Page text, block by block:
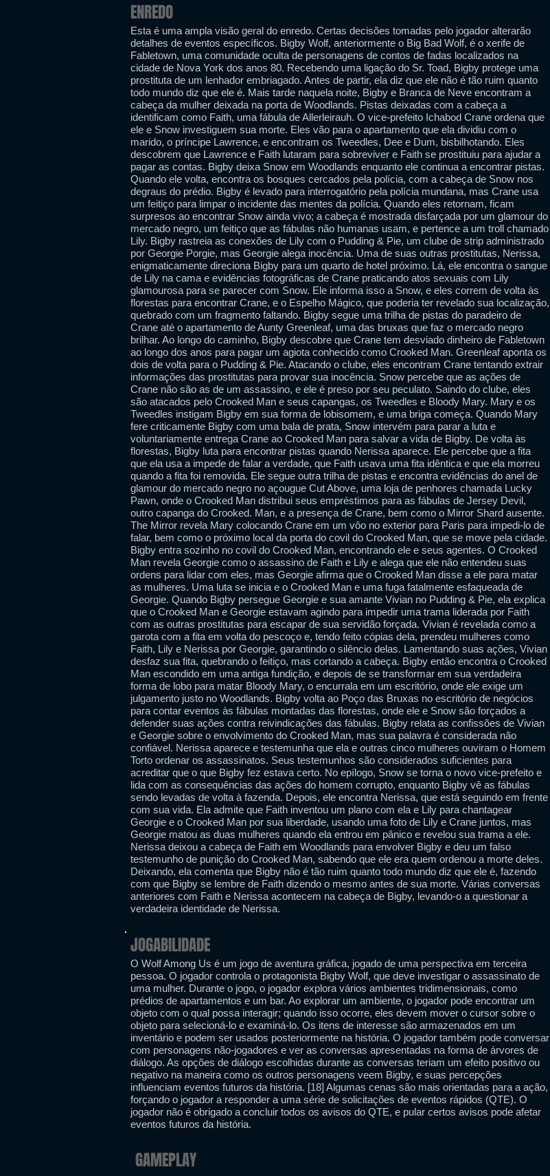
ENREDO
Esta é uma ampla visão geral do enredo. Certas decisões tomadas pelo jogador alterarão
detalhes de eventos específicos. Bigby Wolf, anteriormente o Big Bad Wolf, é o xerife de
Fabletown, uma comunidade oculta de personagens de contos de fadas localizados na
cidade de Nova York dos anos 80. Recebendo uma ligação do Sr. Toad, Bigby protege uma
prostituta de um lenhador embriagado. Antes de partir, ela diz que ele não é tão ruim quanto
todo mundo diz que ele é. Mais tarde naquela noite, Bigby e Branca de Neve encontram a
cabeça da mulher deixada na porta de Woodlands. Pistas deixadas com a cabeça a
identificam como Faith, uma fábula de Allerleirauh. O vice-prefeito Ichabod Crane ordena que
ele e Snow investiguem sua morte. Eles vão para o apartamento que ela dividiu com o
marido, o príncipe Lawrence, e encontram os Tweedles, Dee e Dum, bisbilhotando. Eles
descobrem que Lawrence e Faith lutaram para sobreviver e Faith se prostituiu para ajudar a
pagar as contas. Bigby deixa Snow em Woodlands enquanto ele continua a encontrar pistas.
Quando ele volta, encontra os bosques cercados pela polícia, com a cabeça de Snow nos
degraus do prédio. Bigby é levado para interrogatório pela polícia mundana, mas Crane usa
um feitiço para limpar o incidente das mentes da polícia. Quando eles retornam, ficam
surpresos ao encontrar Snow ainda vivo; a cabeça é mostrada disfarçada por um glamour do
mercado negro, um feitiço que as fábulas não humanas usam, e pertence a um troll chamado
Lily. Bigby rastreia as conexões de Lily com o Pudding & Pie, um clube de strip administrado
por Georgie Porgie, mas Georgie alega inocência. Uma de suas outras prostitutas, Nerissa,
enigmaticamente direciona Bigby para um quarto de hotel próximo. Lá, ele encontra o sangue
de Lily na cama e evidências fotográficas de Crane praticando atos sexuais com Lily
glamourosa para se parecer com Snow. Ele informa isso a Snow, e eles correm de volta às
florestas para encontrar Crane, e o Espelho Mágico, que poderia ter revelado sua localização,
quebrado com um fragmento faltando. Bigby segue uma trilha de pistas do paradeiro de
Crane até o apartamento de Aunty Greenleaf, uma das bruxas que faz o mercado negro
brilhar. Ao longo do caminho, Bigby descobre que Crane tem desviado dinheiro de Fabletown
ao longo dos anos para pagar um agiota conhecido como Crooked Man. Greenleaf aponta os
dois de volta para o Pudding & Pie. Atacando o clube, eles encontram Crane tentando extrair
informações das prostitutas para provar sua inocência. Snow percebe que as ações de
Crane não são as de um assassino, e ele é preso por seu peculato. Saindo do clube, eles
são atacados pelo Crooked Man e seus capangas, os Tweedles e Bloody Mary. Mary e os
Tweedles instigam Bigby em sua forma de lobisomem, e uma briga começa. Quando Mary
fere criticamente Bigby com uma bala de prata, Snow intervém para parar a luta e
voluntariamente entrega Crane ao Crooked Man para salvar a vida de Bigby. De volta às
florestas, Bigby luta para encontrar pistas quando Nerissa aparece. Ele percebe que a fita
que ela usa a impede de falar a verdade, que Faith usava uma fita idêntica e que ela morreu
quando a fita foi removida. Ele segue outra trilha de pistas e encontra evidências do anel de
glamour do mercado negro no açougue Cut Above, uma loja de penhores chamada Lucky
Pawn, onde o Crooked Man distribui seus empréstimos para as fábulas de Jersey Devil,
outro capanga do Crooked. Man, e a presença de Crane, bem como o Mirror Shard ausente.
The Mirror revela Mary colocando Crane em um vôo no exterior para Paris para impedi-lo de
falar, bem como o próximo local da porta do covil do Crooked Man, que se move pela cidade.
Bigby entra sozinho no covil do Crooked Man, encontrando ele e seus agentes. O Crooked
Man revela Georgie como o assassino de Faith e Lily e alega que ele não entendeu suas
ordens para lidar com eles, mas Georgie afirma que o Crooked Man disse a ele para matar
as mulheres. Uma luta se inicia e o Crooked Man e uma fuga fatalmente esfaqueada de
Georgie. Quando Bigby persegue Georgie e sua amante Vivian no Pudding & Pie, ela explica
que o Crooked Man e Georgie estavam agindo para impedir uma trama liderada por Faith
com as outras prostitutas para escapar de sua servidão forçada. Vivian é revelada como a
garota com a fita em volta do pescoço e, tendo feito cópias dela, prendeu mulheres como
Faith, Lily e Nerissa por Georgie, garantindo o silêncio delas. Lamentando suas ações, Vivian
desfaz sua fita, quebrando o feitiço, mas cortando a cabeça. Bigby então encontra o Crooked
Man escondido em uma antiga fundição, e depois de se transformar em sua verdadeira
forma de lobo para matar Bloody Mary, o encurrala em um escritório, onde ele exige um
julgamento justo no Woodlands. Bigby volta ao Poço das Bruxas no escritório de negócios
para contar eventos às fábulas montadas das florestas, onde ele e Snow são forçados a
defender suas ações contra reivindicações das fábulas. Bigby relata as confissões de Vivian
e Georgie sobre o envolvimento do Crooked Man, mas sua palavra é considerada não
confiável. Nerissa aparece e testemunha que ela e outras cinco mulheres ouviram o Homem
Torto ordenar os assassinatos. Seus testemunhos são considerados suficientes para
acreditar que o que Bigby fez estava certo. No epílogo, Snow se torna o novo vice-prefeito e
lida com as consequências das ações do homem corrupto, enquanto Bigby vê as fábulas
sendo levadas de volta à fazenda. Depois, ele encontra Nerissa, que está seguindo em frente
com sua vida. Ela admite que Faith inventou um plano com ela e Lily para chantagear
Georgie e o Crooked Man por sua liberdade, usando uma foto de Lily e Crane juntos, mas
Georgie matou as duas mulheres quando ela entrou em pânico e revelou sua trama a ele.
Nerissa deixou a cabeça de Faith em Woodlands para envolver Bigby e deu um falso
testemunho de punição do Crooked Man, sabendo que ele era quem ordenou a morte deles.
Deixando, ela comenta que Bigby não é tão ruim quanto todo mundo diz que ele é, fazendo
com que Bigby se lembre de Faith dizendo o mesmo antes de sua morte. Várias conversas
anteriores com Faith e Nerissa acontecem na cabeça de Bigby, levando-o a questionar a
verdadeira identidade de Nerissa.
JOGABILIDADE
O Wolf Among Us é um jogo de aventura gráfica, jogado de uma perspectiva em terceira
pessoa. O jogador controla o protagonista Bigby Wolf, que deve investigar o assassinato de
uma mulher. Durante o jogo, o jogador explora vários ambientes tridimensionais, como
prédios de apartamentos e um bar. Ao explorar um ambiente, o jogador pode encontrar um
objeto com o qual possa interagir; quando isso ocorre, eles devem mover o cursor sobre o
objeto para selecioná-lo e examiná-lo. Os itens de interesse são armazenados em um
inventário e podem ser usados ​​posteriormente na história. O jogador também pode conversar
com personagens não-jogadores e ver as conversas apresentadas na forma de árvores de
diálogo. As opções de diálogo escolhidas durante as conversas teriam um efeito positivo ou
negativo na maneira como os outros personagens veem Bigby, e suas percepções
influenciam eventos futuros da história. [18] Algumas cenas são mais orientadas para a ação,
forçando o jogador a responder a uma série de solicitações de eventos rápidos (QTE). O
jogador não é obrigado a concluir todos os avisos do QTE, e pular certos avisos pode afetar
eventos futuros da história.
GAMEPLAY